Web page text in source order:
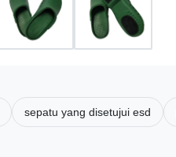
sepatu yang disetujui esd